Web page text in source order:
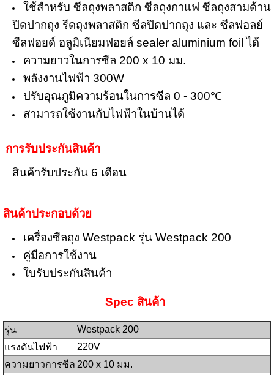
ใช้สำหรับ ซีลถุงพลาสติก ซีลถุงกาแฟ ซีลถุงสามด้าน
ปิดปากถุง รีดถุงพลาสติก ซีลปิดปากถุง และ ซีลฟอลย์
ซีลฟอยด์ อลูมิเนียมฟอยล์ sealer aluminium foil ได้
ความยาวในการซีล 200 x 10 มม.
พลังงานไฟฟ้า 300W
ปรับอุณภูมิความร้อนในการซีล 0 - 300℃
สามารถใช้งานกับไฟฟ้าในบ้านได้
การรับประกันสินค้า
สินค้ารับประกัน 6 เดือน
สินค้าประกอบด้วย
เครื่องซีลถุง Westpack รุ่น Westpack 200
คู่มือการใช้งาน
ใบรับประกันสินค้า
Spec สินค้า
รุ่น
Westpack 200
แรงดันไฟฟ้า
220V
ความยาวการซีล 200 x 10 มม.